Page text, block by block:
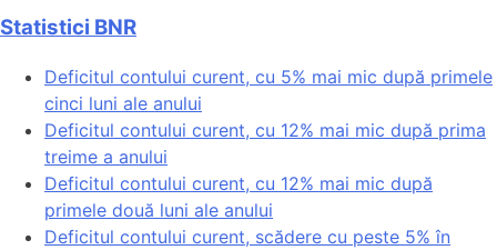
Statistici BNR
Deficitul contului curent, cu 5% mai mic după primele
cinci luni ale anului
Deficitul contului curent, cu 12% mai mic după prima
treime a anului
Deficitul contului curent, cu 12% mai mic după
primele două luni ale anului
Deficitul contului curent, scădere cu peste 5% în